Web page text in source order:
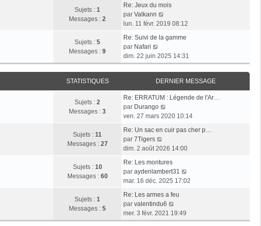
s
g
i
e
r
m
s
s
a
g
e
r
l
e
d
r
n
i
e
r
m
e
s
s
a
g
Sujets : 1
Messages : 2
Re: Jeux du mois
par Valkann
o
r
e
e
n
i
e
m
s
s
a
g
lun. 11 févr. 2019 08:12
Sujets : 5
Messages : 9
Re: Suivi de la gamme
par Nafari
o
i
r
l
e
d
e
r
n
i
e
m
e
s
s
a
g
e
dim. 22 juin 2025 14:31
STATISTIQUES DERNIER MESSAGE
Sujets : 2
Messages : 3
Re: ERRATUM : Légende de l'Ar…
par Durango
o
r
e
d
e
r
i
e
r
ven. 27 mars 2020 10:14
Sujets : 11
Messages : 27
Re: Un sac en cuir pas cher p…
par 7Tigers
o
r
l
e
d
e
r
n
dim. 2 août 2026 14:00
Sujets : 10
Messages : 60
Re: Les montures
par aydenlambert31
o
mar. 16 déc. 2025 17:02
Sujets : 1
Messages : 5
Re: Les armes a feu
par valentindu6
o
i
mer. 3 févr. 2021 19:49